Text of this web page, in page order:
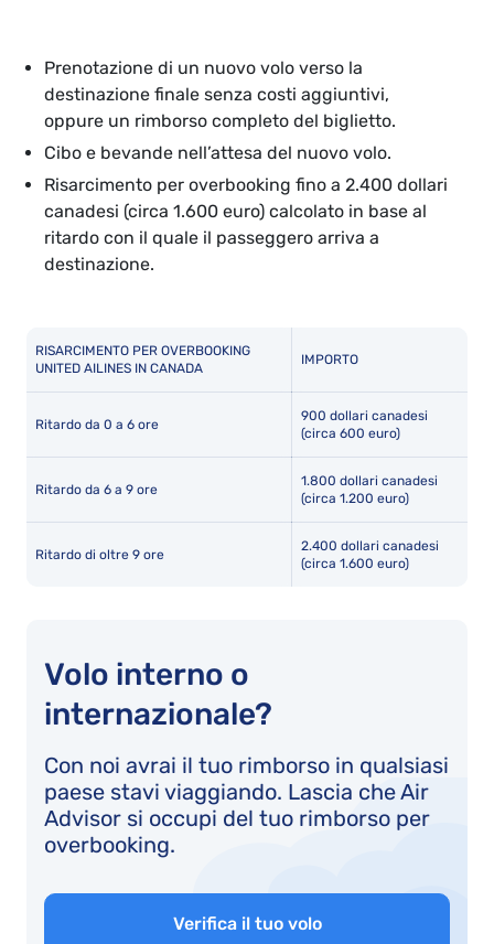
Prenotazione di un nuovo volo verso la
destinazione finale senza costi aggiuntivi,
oppure un rimborso completo del biglietto.
Cibo e bevande nell’attesa del nuovo volo.
Risarcimento per overbooking fino a 2.400 dollari
canadesi (circa 1.600 euro) calcolato in base al
ritardo con il quale il passeggero arriva a
destinazione.
RISARCIMENTO PER OVERBOOKING
UNITED AILINES IN CANADA
IMPORTO
Ritardo da 0 a 6 ore
900 dollari canadesi
(circa 600 euro)
Ritardo da 6 a 9 ore
1.800 dollari canadesi
(circa 1.200 euro)
Ritardo di oltre 9 ore
2.400 dollari canadesi
(circa 1.600 euro)
Volo interno o
internazionale?
Con noi avrai il tuo rimborso in qualsiasi
paese stavi viaggiando. Lascia che Air
Advisor si occupi del tuo rimborso per
overbooking.
Verifica il tuo volo